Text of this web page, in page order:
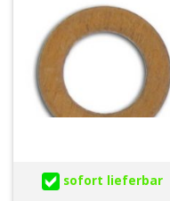
sofort lieferbar